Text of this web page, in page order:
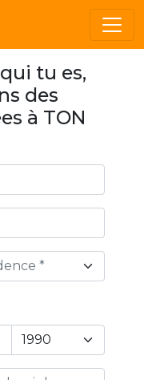
tu es,
des
à TON
*